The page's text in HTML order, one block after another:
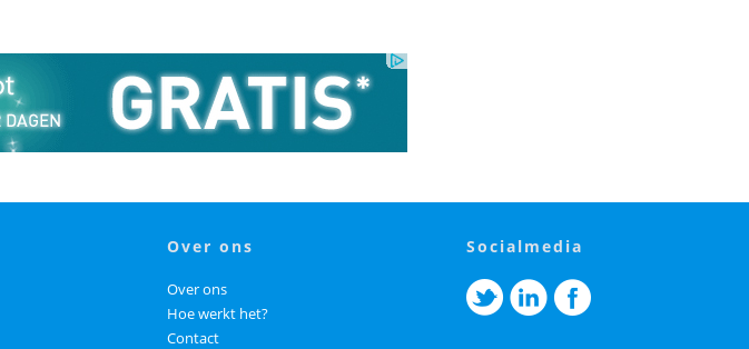
over ons
Over ons
Hoe werkt het?
Contact
socialmedia